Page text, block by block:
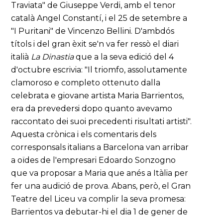
Traviata" de Giuseppe Verdi, amb el tenor
català Angel Constantí, i el 25 de setembre a
"I Puritani" de Vincenzo Bellini. D'ambdós
títols i del gran èxit se'n va fer ressò el diari
italià La Dinastiaque a la seva edició del 4
d'octubre escrivia: "Il triomfo, assolutamente
clamoroso e completo ottenuto dalla
celebrata e giovane artista Maria Barrientos,
era da prevedersi dopo quanto avevamo
raccontato dei suoi precedenti risultati artisti".
Aquesta crònica i els comentaris dels
corresponsals italians a Barcelona van arribar
a oïdes de l'empresari Edoardo Sonzogno
que va proposar a Maria que anés a Itàlia per
fer una audició de prova. Abans, però, el Gran
Teatre del Liceu va complir la seva promesa:
Barrientos va debutar-hi el dia 1 de gener de